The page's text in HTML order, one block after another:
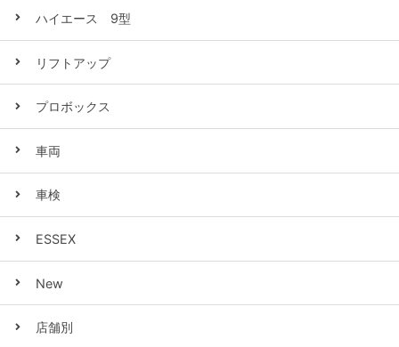
ハイエース 9型
リフトアップ
プロボックス
車両
車検
ESSEX
New
店舗別